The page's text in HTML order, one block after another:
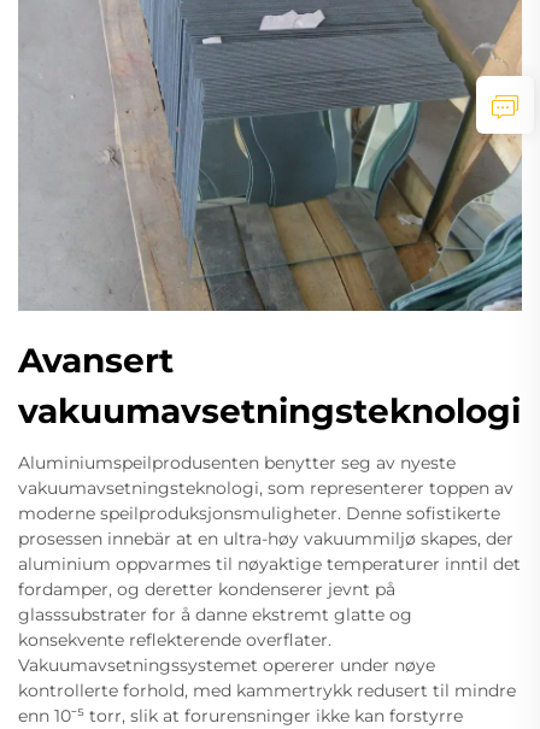
Avansert
vakuumavsetningsteknologi
Aluminiumspeilprodusenten benytter seg av nyeste
vakuumavsetningsteknologi, som representerer toppen av
moderne speilproduksjonsmuligheter. Denne sofistikerte
prosessen innebär at en ultra-høy vakuummiljø skapes, der
aluminium oppvarmes til nøyaktige temperaturer inntil det
fordamper, og deretter kondenserer jevnt på
glasssubstrater for å danne ekstremt glatte og
konsekvente reflekterende overflater.
Vakuumavsetningssystemet opererer under nøye
kontrollerte forhold, med kammertrykk redusert til mindre
enn 10⁻⁵ torr, slik at forurensninger ikke kan forstyrre